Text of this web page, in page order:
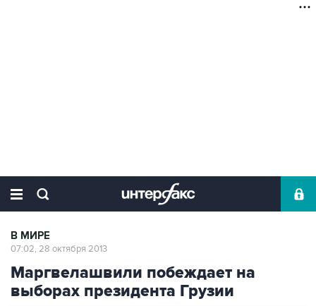
В МИРЕ
07:02, 28 октября 2013
Маргвелашвили побеждает на
выборах президента Грузии